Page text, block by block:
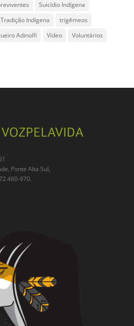
Suicídio Indígena
Tradição Indígena
trigêmeos
Adinolfi Video
Voluntários
Ponte Alta Sul,
970.